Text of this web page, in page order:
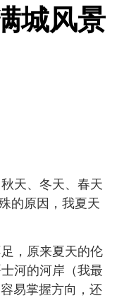
城风景
天、冬天、春天
的原因，我夏天
，原来夏天的伦
河的河岸（我最
易掌握方向，还